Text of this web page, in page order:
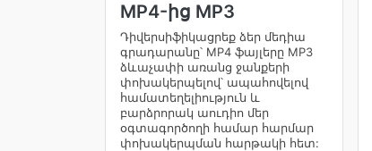
MP4-ից MP3
Դիվերսիֆիկացրեք ձեր մեդիա
գրադարանը՝ MP4 ֆայլերը MP3
ձևաչափի առանց ջանքերի
փոխակերպելով՝ ապահովելով
համատեղելիություն և
բարձրորակ աուդիո մեր
օգտագործողի համար հարմար
փոխակերպման հարթակի հետ: